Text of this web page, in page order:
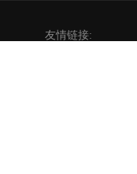
友情链接: